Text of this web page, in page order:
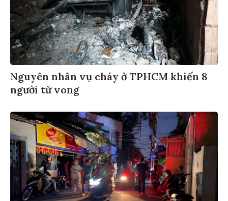
Nguyên nhân vụ cháy ở TPHCM khiến 8
người tử vong